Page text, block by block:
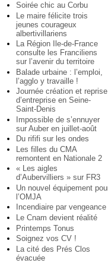
Soirée chic au Corbu
Le maire félicite trois
jeunes courageux
albertivillariens
La Région Ile-de-France
consulte les Franciliens
sur l’avenir du territoire
Balade urbaine : l’emploi,
l’agglo y travaille !
Journée création et reprise
d’entreprise en Seine-
Saint-Denis
Impossible de s’ennuyer
sur Auber en juillet-août
Du rififi sur les ondes
Les filles du CMA
remontent en Nationale 2
« Les aigles
d’Aubervilliers » sur FR3
Un nouvel équipement
l’OMJA
Incendiaire par vengeance
Le Cnam devient réalité
Printemps Tonus
Soignez vos CV !
La cité des Prés Clos
évacuée